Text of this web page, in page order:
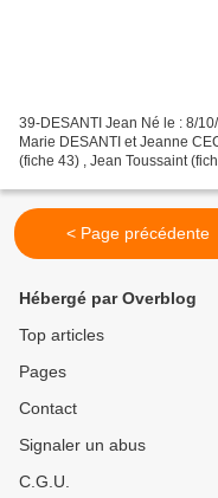
39-DESANTI Jean Né le : 8/
Marie DESANTI et Jeanne
(fiche 43) , Jean Toussaint
< Page précédente
Hébergé par Overblog
Top articles
Pages
Contact
Signaler un abus
C.G.U.